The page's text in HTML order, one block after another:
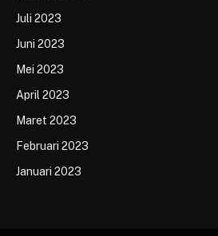
Juli 2023
Juni 2023
Mei 2023
April 2023
Maret 2023
Februari 2023
Januari 2023